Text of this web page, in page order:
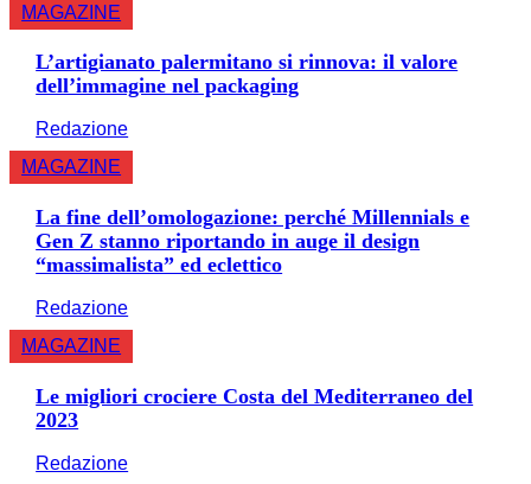
MAGAZINE
L’artigianato palermitano si rinnova: il valore
dell’immagine nel packaging
Redazione
MAGAZINE
La fine dell’omologazione: perché Millennials e
Gen Z stanno riportando in auge il design
“massimalista” ed eclettico
Redazione
MAGAZINE
Le migliori crociere Costa del Mediterraneo del
2023
Redazione